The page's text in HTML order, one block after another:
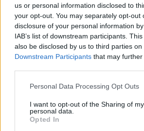
us or personal information disclosed to
your opt-out. You may separately opt-out
disclosure of your personal information
IAB’s list of downstream participants.
also be disclosed by us to third parties on
Downstream Participants that may
Personal Data Processing Opt Outs
I want to opt-out of the Sharing of my
personal data.
Opted In
Anno di Fondazione: